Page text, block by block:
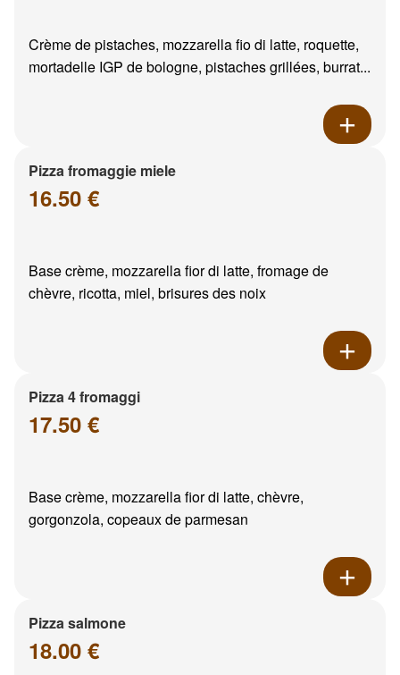
Crème de pistaches, mozzarella fio di latte, roquette,
mortadelle IGP de bologne, pistaches grillées, burrat...
Pizza fromaggie miele
16.50 €
Base crème, mozzarella fior di latte, fromage de
chèvre, ricotta, miel, brisures des noix
Pizza 4 fromaggi
17.50 €
Base crème, mozzarella fior di latte, chèvre,
gorgonzola, copeaux de parmesan
Pizza salmone
18.00 €